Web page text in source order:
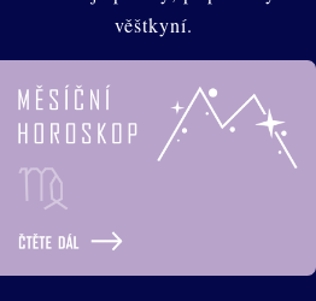
věštkyní.